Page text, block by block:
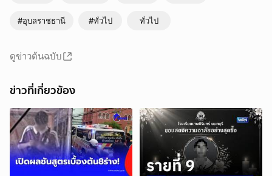
#อุบลราชธานี #ทั่วไป ทั่วไป
ดูข่าวต้นฉบับ
ข่าวที่เกี่ยวข้อง